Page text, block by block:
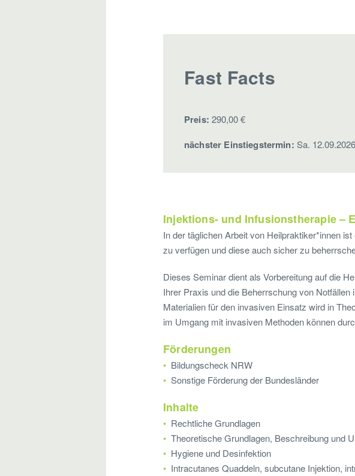
Fast Facts
Preis: 290,00 €
nächster Einstiegstermin: Sa. 12.09.2026
Injektions- und Infusionstherapie –
In der täglichen Arbeit von Heilpraktiker*innen
zu verfügen und diese auch sicher zu
Dieses Seminar dient als Vorbereitung auf die
Ihrer Praxis und die Beherrschung von
Materialien für den invasiven Einsatz wird in
im Umgang mit invasiven Methoden können
Förderungen
Bildungscheck NRW
Sonstige Förderung der Bundesländer
Inhalte
Rechtliche Grundlagen
Theoretische Grundlagen, Beschreibung und
Hygiene und Desinfektion
Intracutanes Quaddeln, subcutane Injektion,